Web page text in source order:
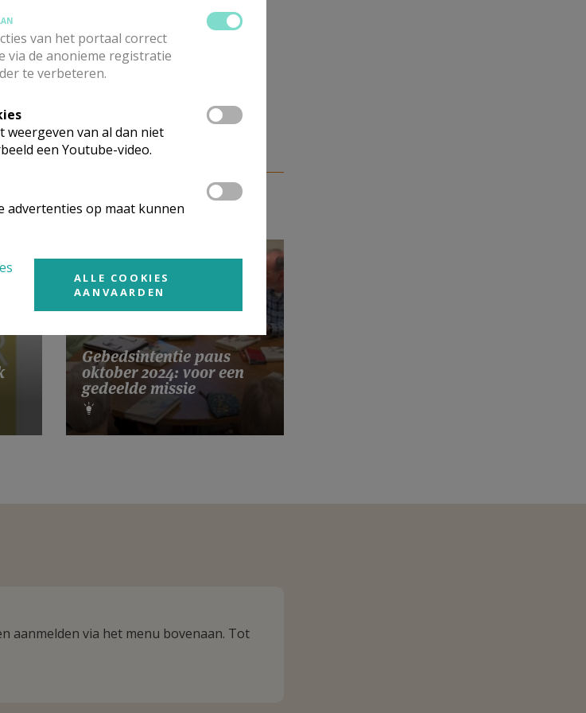
Gebedsintentie paus
oktober 2024: voor een
gedeelde missie
aanmelden via het menu bovenaan. Tot
van het portaal correct
via de anonieme registratie
te verbeteren.
van al dan niet
een Youtube-video.
advertenties op maat kunnen
ALLE COOKIES
AANVAARDEN